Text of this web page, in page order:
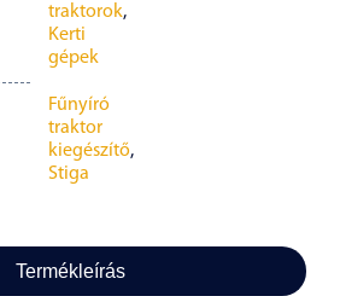
traktorok,
Kerti
gépek
Fűnyíró
traktor
kiegészítő,
Stiga
Termékleírás